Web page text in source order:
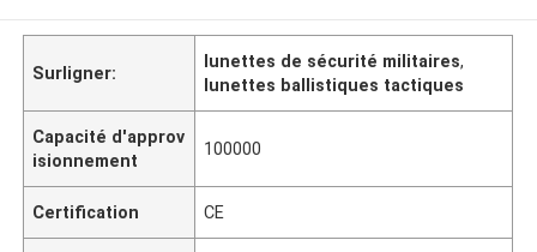
Surligner:
lunettes de sécurité militaires,
lunettes ballistiques tactiques
Capacité d'approv
isionnement
100000
Certification CE